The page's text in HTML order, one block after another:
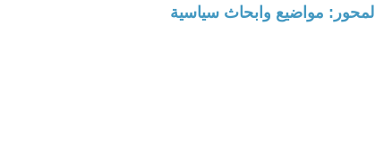
المحور: مواضيع وابحاث سياسية